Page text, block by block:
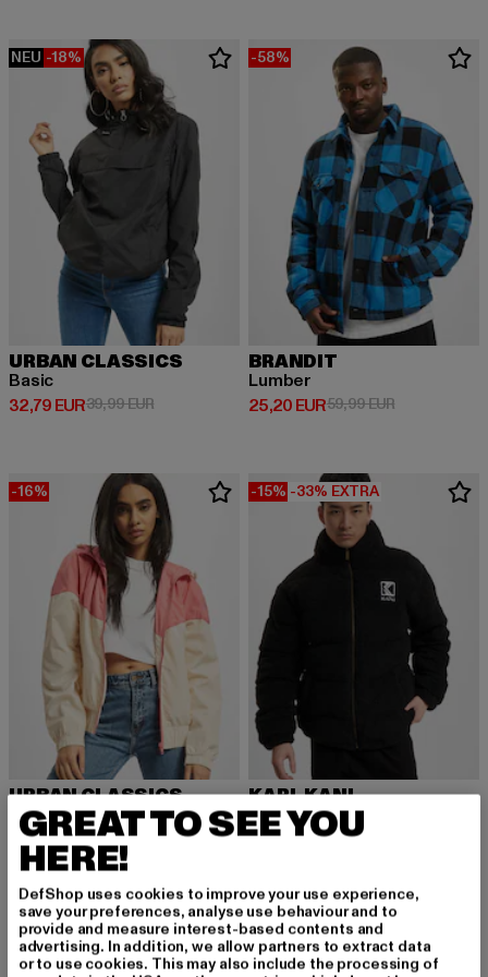
NEU -18%
URBAN CLASSICS
Basic
32,79 EUR
Derzeitiger Preis: 32,79 EUR
39,99 EURAktionspreis: 39,99 EUR
-58%
BRANDIT
Lumber
25,20 EUR
Derzeitiger Preis: 25,20 EUR
59,99 EURAktionspreis:
-16%
URBAN CLASSICS
Ladies Arrow
37,79 EUR
Derzeitiger Preis: 37,79 EUR
44,99 EUR Aktionspreis: 44,99 EUR
-15% -33% EXTRA
KARL KANI
RETRO TEDDY
67,99 EUR
Derzeitiger Preis: 67,99 EUR
79,99 EUR
-34% -27%
GREAT TO SEE YOU
HERE!
DefShop uses cookies to improve your use experience,
save your preferences, analyse use behaviour and to
provide and measure interest-based contents and
advertising. In addition, we allow partners to extract data
or to use cookies. This may also include the processing of